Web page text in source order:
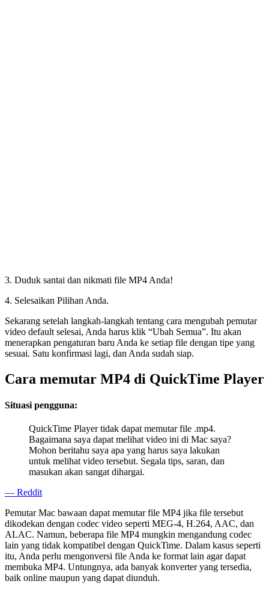
3. Duduk santai dan nikmati file MP4 Anda!
4. Selesaikan Pilihan Anda.
Sekarang setelah langkah-langkah tentang cara mengubah pemutar
video default selesai, Anda harus klik “Ubah Semua”. Itu akan
menerapkan pengaturan baru Anda ke setiap file dengan tipe yang
sesuai. Satu konfirmasi lagi, dan Anda sudah siap.
Cara memutar MP4 di QuickTime Player
Situasi pengguna:
QuickTime Player tidak dapat memutar file .mp4.
Bagaimana saya dapat melihat video ini di Mac saya?
Mohon beritahu saya apa yang harus saya lakukan
untuk melihat video tersebut. Segala tips, saran, dan
masukan akan sangat dihargai.
— Reddit
Pemutar Mac bawaan dapat memutar file MP4 jika file tersebut
dikodekan dengan codec video seperti MEG-4, H.264, AAC, dan
ALAC. Namun, beberapa file MP4 mungkin mengandung codec
lain yang tidak kompatibel dengan QuickTime. Dalam kasus seperti
itu, Anda perlu mengonversi file Anda ke format lain agar dapat
membuka MP4. Untungnya, ada banyak konverter yang tersedia,
baik online maupun yang dapat diunduh.